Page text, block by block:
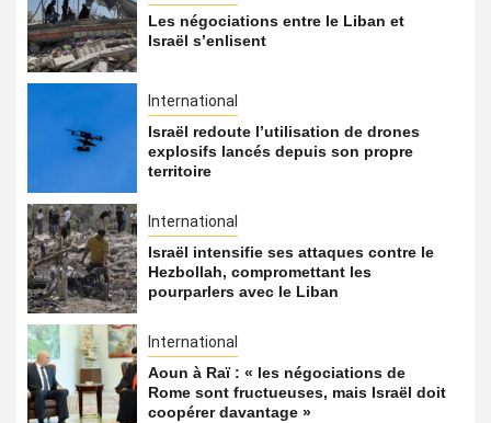
Les négociations entre le Liban et
Israël s’enlisent
International
Israël redoute l’utilisation de drones
explosifs lancés depuis son propre
territoire
International
Israël intensifie ses attaques contre le
Hezbollah, compromettant les
pourparlers avec le Liban
International
Aoun à Raï : « les négociations de
Rome sont fructueuses, mais Israël doit
coopérer davantage »